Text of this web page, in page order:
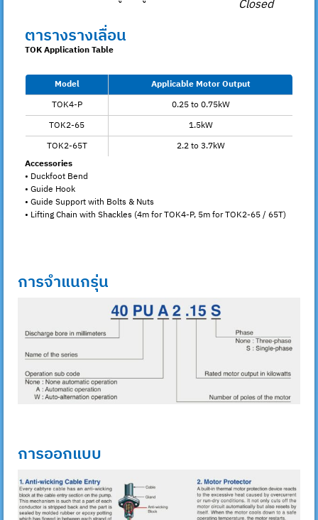
Closed
ตารางรางเลื่อน
TOK Application Table
Model
Applicable Motor Output
TOK4-P
0.25 to 0.75kW
TOK2-65
1.5kW
TOK2-65T
2.2 to 3.7kW
Accessories
• Duckfoot Bend
• Guide Hook
• Guide Support with Bolts & Nuts
• Lifting Chain with Shackles (4m for TOK4-P, 5m for TOK2-65 / 65T)
การจำแนกรุ่น
การออกแบบ